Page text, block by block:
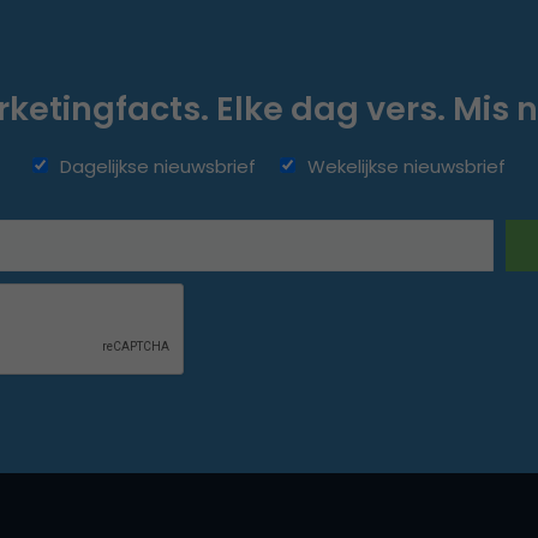
Elke dag vers. Mis
Dagelijkse nieuwsbrief Wekelijkse nieuwsbrief